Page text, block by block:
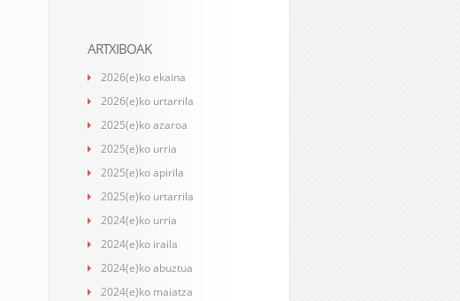
ARTXIBOAK
2026(e)ko ekaina
2026(e)ko urtarrila
2025(e)ko azaroa
2025(e)ko urria
2025(e)ko apirila
2025(e)ko urtarrila
2024(e)ko urria
2024(e)ko iraila
2024(e)ko abuztua
2024(e)ko maiatza